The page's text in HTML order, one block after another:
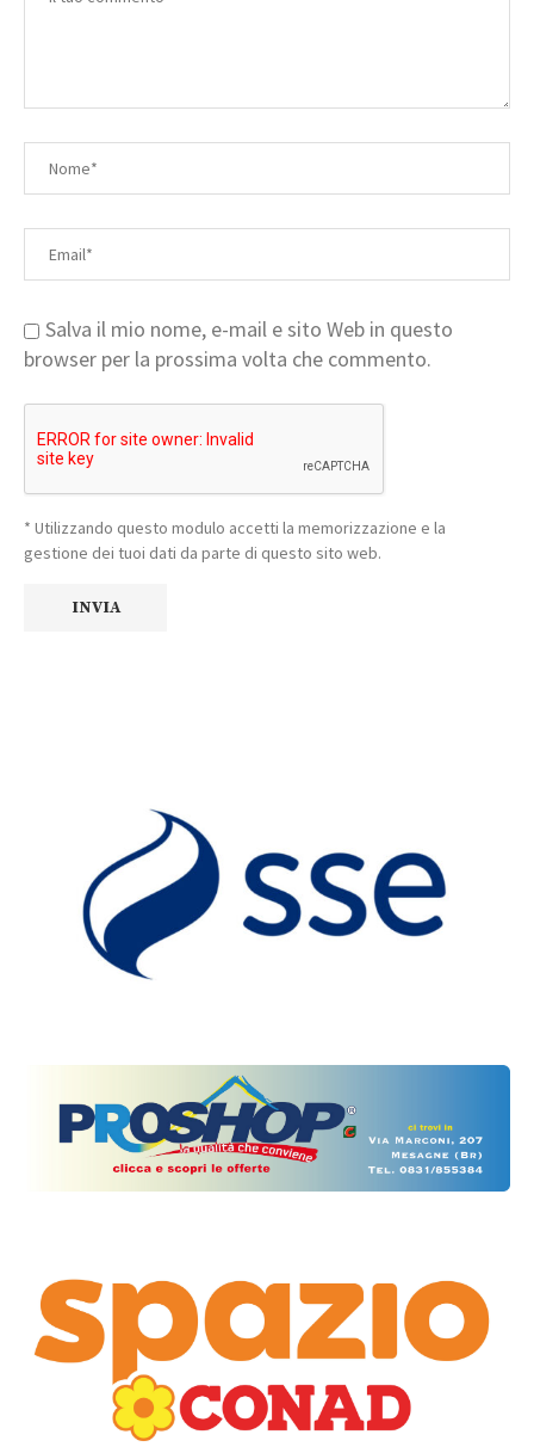
Salva il mio nome, e-mail e sito Web in questo
browser per la prossima volta che commento.
* Utilizzando questo modulo accetti la memorizzazione e la
gestione dei tuoi dati da parte di questo sito web.